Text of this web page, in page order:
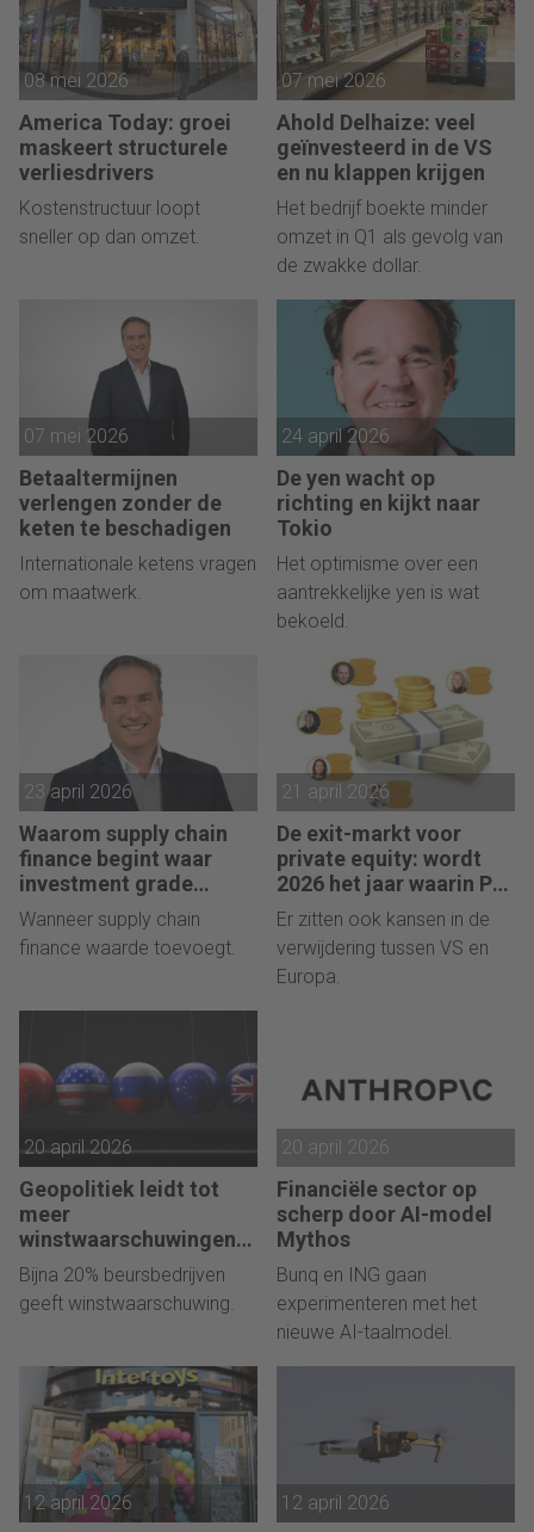
08 mei 2026
America Today: groei
maskeert structurele
verliesdrivers
Kostenstructuur loopt
sneller op dan omzet.
07 mei 2026
Ahold Delhaize: veel
geïnvesteerd in de VS
en nu klappen krijgen
Het bedrijf boekte minder
omzet in Q1 als gevolg van
de zwakke dollar.
07 mei 2026
Betaaltermijnen
verlengen zonder de
keten te beschadigen
Internationale ketens vragen
om maatwerk.
24 april 2026
De yen wacht op
richting en kijkt naar
Tokio
Het optimisme over een
aantrekkelijke yen is wat
bekoeld.
23 april 2026
Waarom supply chain
finance begint waar
investment grade
eindigt
Wanneer supply chain
finance waarde toevoegt.
21 april 2026
De exit-markt voor
private equity: wordt
2026 het jaar waarin PE
massaal verkoopt?
Er zitten ook kansen in de
verwijdering tussen VS en
Europa.
20 april 2026
Geopolitiek leidt tot
meer
winstwaarschuwingen
in de UK
Bijna 20% beursbedrijven
geeft winstwaarschuwing.
20 april 2026
Financiële sector op
scherp door AI-model
Mythos
Bunq en ING gaan
experimenteren met het
nieuwe AI-taalmodel.
12 april 2026 12 april 2026